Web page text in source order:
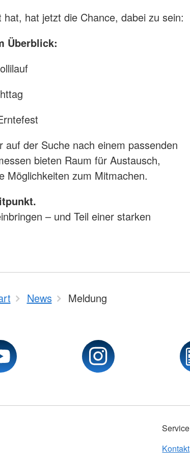
hat jetzt die Chance, dabei zu sein:
Überblick:
der Suche nach einem passenden
bieten Raum für Austausch,
Möglichkeiten zum Mitmachen.
– und Teil einer starken
News Meldung
Service
Kontakt